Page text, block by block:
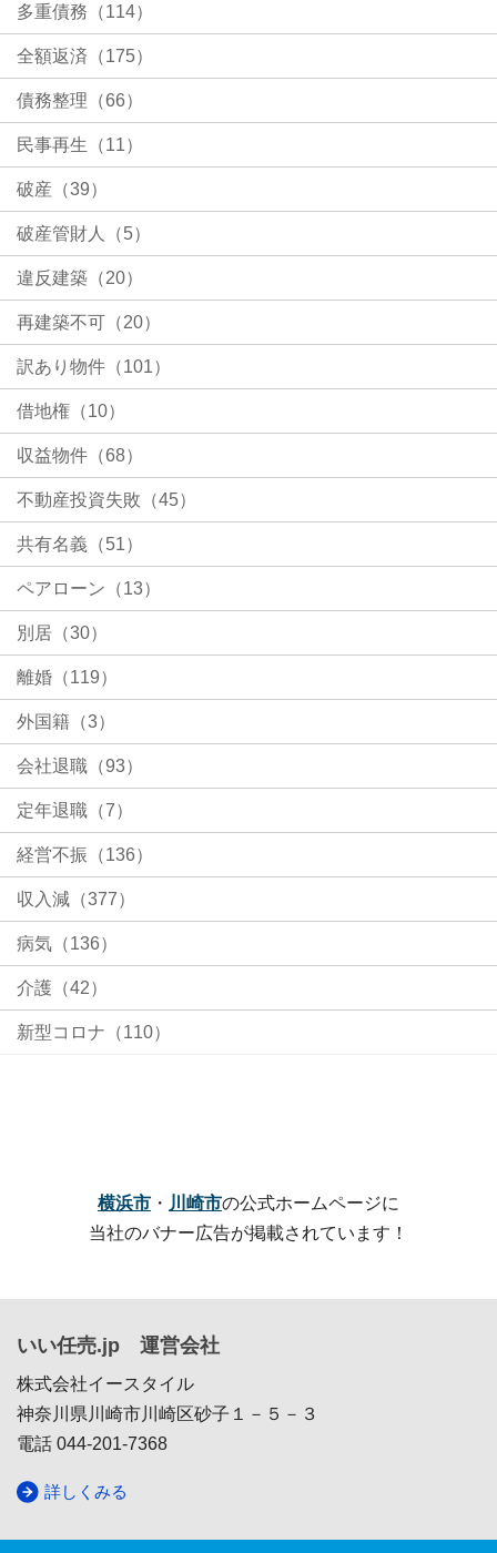
多重債務（114）
全額返済（175）
債務整理（66）
民事再生（11）
破産（39）
破産管財人（5）
違反建築（20）
再建築不可（20）
訳あり物件（101）
借地権（10）
収益物件（68）
不動産投資失敗（45）
共有名義（51）
ペアローン（13）
別居（30）
離婚（119）
外国籍（3）
会社退職（93）
定年退職（7）
経営不振（136）
収入減（377）
病気（136）
介護（42）
新型コロナ（110）
横浜市 ・ 川崎市の公式ホームページに
当社のバナー広告が掲載されています！
いい任売.jp 運営会社
株式会社イースタイル
神奈川県川崎市川崎区砂子１－５－３
電話 044-201-7368
詳しくみる